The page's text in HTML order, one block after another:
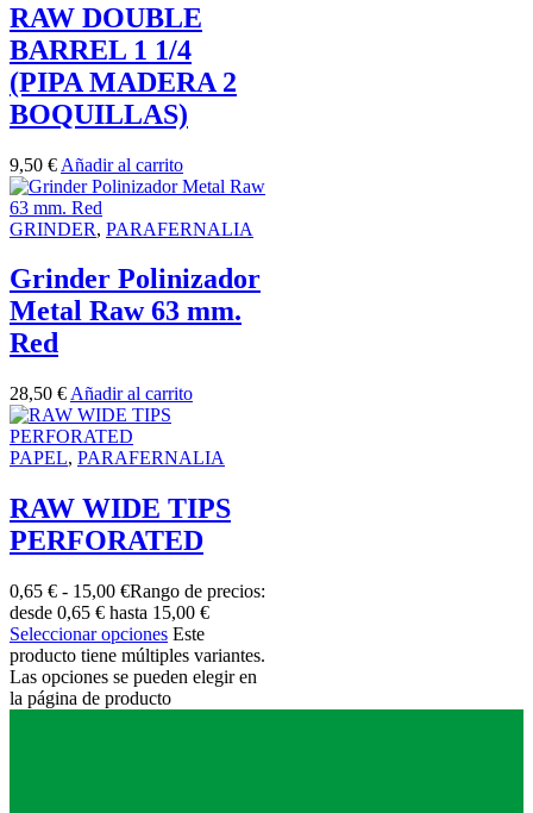
RAW DOUBLE
BARREL 1 1/4
(PIPA MADERA 2
BOQUILLAS)
9,50 € Añadir al carrito
GRINDER, PARAFERNALIA
Grinder Polinizador
Metal Raw 63 mm.
Red
28,50 € Añadir al carrito
PAPEL, PARAFERNALIA
RAW WIDE TIPS
PERFORATED
0,65 € - 15,00 €Rango de precios:
desde 0,65 € hasta 15,00 €
Seleccionar opciones Este
producto tiene múltiples variantes.
Las opciones se pueden elegir en
la página de producto